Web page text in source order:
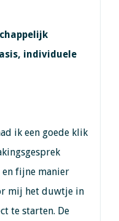
individuele
ik een goede klik
en fijne manier
mij het duwtje in
te starten. De